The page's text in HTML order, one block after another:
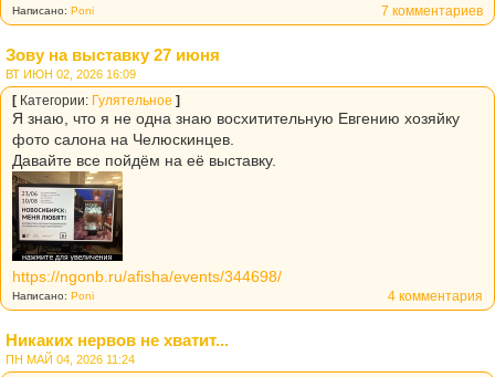
7 комментариев
Написано: Poni
Зову на выставку 27 июня
ВТ ИЮН 02, 2026 16:09
[ Категории: Гулятельное ]
Я знаю, что я не одна знаю восхитительную Евгению хозяйку
фото салона на Челюскинцев.
Давайте все пойдём на её выставку.
https://ngonb.ru/afisha/events/344698/
4 комментария
Написано: Poni
Никаких нервов не хватит...
ПН МАЙ 04, 2026 11:24